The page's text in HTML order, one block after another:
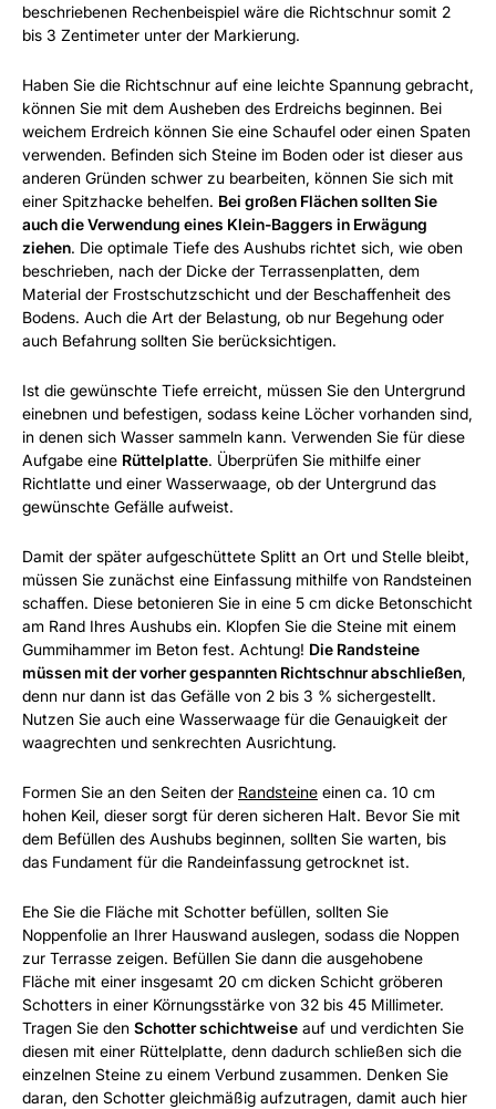
beschriebenen Rechenbeispiel wäre die Richtschnur somit 2
bis 3 Zentimeter unter der Markierung.
Haben Sie die Richtschnur auf eine leichte Spannung gebracht,
können Sie mit dem Ausheben des Erdreichs beginnen. Bei
weichem Erdreich können Sie eine Schaufel oder einen Spaten
verwenden. Befinden sich Steine im Boden oder ist dieser aus
anderen Gründen schwer zu bearbeiten, können Sie sich mit
einer Spitzhacke behelfen. Bei großen Flächen sollten Sie
auch die Verwendung eines Klein-Baggers in Erwägung
ziehen. Die optimale Tiefe des Aushubs richtet sich, wie oben
beschrieben, nach der Dicke der Terrassenplatten, dem
Material der Frostschutzschicht und der Beschaffenheit des
Bodens. Auch die Art der Belastung, ob nur Begehung oder
auch Befahrung sollten Sie berücksichtigen.
Ist die gewünschte Tiefe erreicht, müssen Sie den Untergrund
einebnen und befestigen, sodass keine Löcher vorhanden sind,
in denen sich Wasser sammeln kann. Verwenden Sie für diese
Aufgabe eine Rüttelplatte. Überprüfen Sie mithilfe einer
Richtlatte und einer Wasserwaage, ob der Untergrund das
gewünschte Gefälle aufweist.
Damit der später aufgeschüttete Splitt an Ort und Stelle bleibt,
müssen Sie zunächst eine Einfassung mithilfe von Randsteinen
schaffen. Diese betonieren Sie in eine 5 cm dicke Betonschicht
am Rand Ihres Aushubs ein. Klopfen Sie die Steine mit einem
Gummihammer im Beton fest. Achtung! Die Randsteine
müssen mit der vorher gespannten Richtschnur abschließen,
denn nur dann ist das Gefälle von 2 bis 3 % sichergestellt.
Nutzen Sie auch eine Wasserwaage für die Genauigkeit der
waagrechten und senkrechten Ausrichtung.
Formen Sie an den Seiten der Randsteine einen ca. 10 cm
hohen Keil, dieser sorgt für deren sicheren Halt. Bevor Sie mit
dem Befüllen des Aushubs beginnen, sollten Sie warten, bis
das Fundament für die Randeinfassung getrocknet ist.
Ehe Sie die Fläche mit Schotter befüllen, sollten Sie
Noppenfolie an Ihrer Hauswand auslegen, sodass die Noppen
zur Terrasse zeigen. Befüllen Sie dann die ausgehobene
Fläche mit einer insgesamt 20 cm dicken Schicht gröberen
Schotters in einer Körnungsstärke von 32 bis 45 Millimeter.
Tragen Sie den Schotter schichtweise auf und verdichten Sie
diesen mit einer Rüttelplatte, denn dadurch schließen sich die
einzelnen Steine zu einem Verbund zusammen. Denken Sie
daran, den Schotter gleichmäßig aufzutragen, damit auch hier